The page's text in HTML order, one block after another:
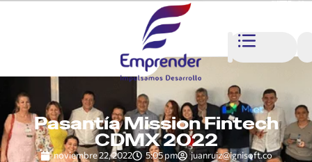
Pasantía Mission Fintech
CDMX 2022
noviembre 22, 2022 5:05 pm juanruiz@ignisoft.co